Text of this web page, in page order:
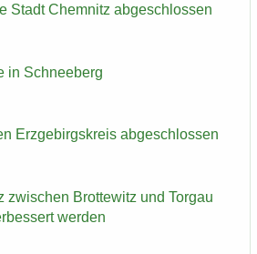
Stadt Chem­nitz ab­ge­schlos­sen
in Schnee­berg
Erz­ge­birgs­kreis ab­ge­schlos­sen
zwi­schen Brot­te­witz und Tor­gau
wer­den